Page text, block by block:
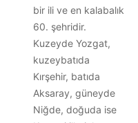
bir ili ve en kalabalık
60. şehridir.
Kuzeyde Yozgat,
kuzeybatıda
Kırşehir, batıda
Aksaray, güneyde
Niğde, doğuda ise